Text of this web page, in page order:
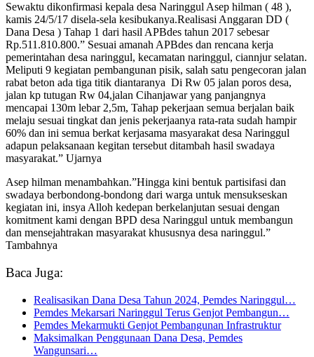
Sewaktu dikonfirmasi kepala desa Naringgul Asep hilman ( 48 ),
kamis 24/5/17 disela-sela kesibukanya.Realisasi Anggaran DD (
Dana Desa ) Tahap 1 dari hasil APBdes tahun 2017 sebesar
Rp.511.810.800.” Sesuai amanah APBdes dan rencana kerja
pemerintahan desa naringgul, kecamatan naringgul, ciannjur selatan.
Meliputi 9 kegiatan pembangunan pisik, salah satu pengecoran jalan
rabat beton ada tiga titik diantaranya Di Rw 05 jalan poros desa,
jalan kp tutugan Rw 04,jalan Cihanjawar yang panjangnya
mencapai 130m lebar 2,5m, Tahap pekerjaan semua berjalan baik
melaju sesuai tingkat dan jenis pekerjaanya rata-rata sudah hampir
60% dan ini semua berkat kerjasama masyarakat desa Naringgul
adapun pelaksanaan kegitan tersebut ditambah hasil swadaya
masyarakat.” Ujarnya
Asep hilman menambahkan.”Hingga kini bentuk partisifasi dan
swadaya berbondong-bondong dari warga untuk mensukseskan
kegiatan ini, insya Alloh kedepan berkelanjutan sesuai dengan
komitment kami dengan BPD desa Naringgul untuk membangun
dan mensejahtrakan masyarakat khususnya desa naringgul.”
Tambahnya
Baca Juga:
Realisasikan Dana Desa Tahun 2024, Pemdes Naringgul…
Pemdes Mekarsari Naringgul Terus Genjot Pembangun…
Pemdes Mekarmukti Genjot Pembangunan Infrastruktur
Maksimalkan Penggunaan Dana Desa, Pemdes
Wangunsari…